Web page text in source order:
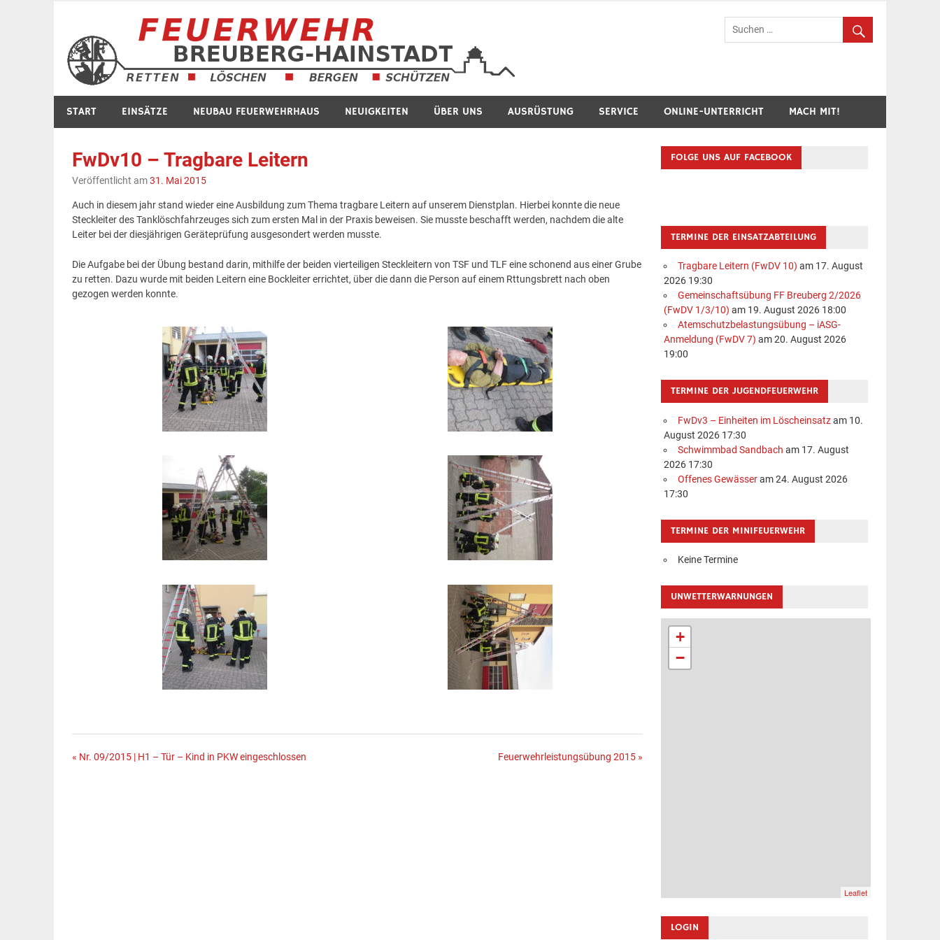
springen
Feuerwehr Breuberg-Hainstadt
START EINSÄTZE NEUBAU FEUERWEHRHAUS NEUIGKEITEN ÜBER UNS AUSRÜSTUNG SERVICE ONLINE-UNTERRICHT MACH MIT!
FwDv10 – Tragbare Leitern
Veröffentlicht am31. Mai 2015
Auch in diesem jahr stand wieder eine Ausbildung zum Thema tragbare Leitern auf unserem Dienstplan. Hierbei konnte die neue
Steckleiter des Tanklöschfahrzeuges sich zum ersten Mal in der Praxis beweisen. Sie musste beschafft werden, nachdem die alte
Leiter bei der diesjährigen Geräteprüfung ausgesondert werden musste.
Die Aufgabe bei der Übung bestand darin, mithilfe der beiden vierteiligen Steckleitern von TSF und TLF eine schonend aus einer Grube
zu retten. Dazu wurde mit beiden Leitern eine Bockleiter errichtet, über die dann die Person auf einem Rttungsbrett nach oben
gezogen werden konnte.
Beitragsnavigation
« Nr. 09/2015 | H1 – Tür – Kind in PKW eingeschlossen Feuerwehrleistungsübung 2015 »
FOLGE UNS AUF FACEBOOK
TERMINE DER EINSATZABTEILUNG
Tragbare Leitern (FwDV 10) am 17. August
2026 19:30
Gemeinschaftsübung FF Breuberg 2/2026
(FwDV 1/3/10) am 19. August 2026 18:00
Atemschutzbelastungsübung – iASG-
Anmeldung (FwDV 7) am 20. August 2026
19:00
TERMINE DER JUGENDFEUERWEHR
FwDv3 – Einheiten im Löscheinsatzam 10.
August 2026 17:30
Schwimmbad Sandbach am 17. August
2026 17:30
Offenes Gewässeram 24. August 2026
17:30
TERMINE DER MINIFEUERWEHR
Keine Termine
UNWETTERWARNUNGEN
+
−
Leaflet
LOGIN